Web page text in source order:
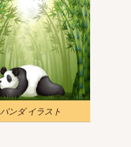
パンダ イラスト